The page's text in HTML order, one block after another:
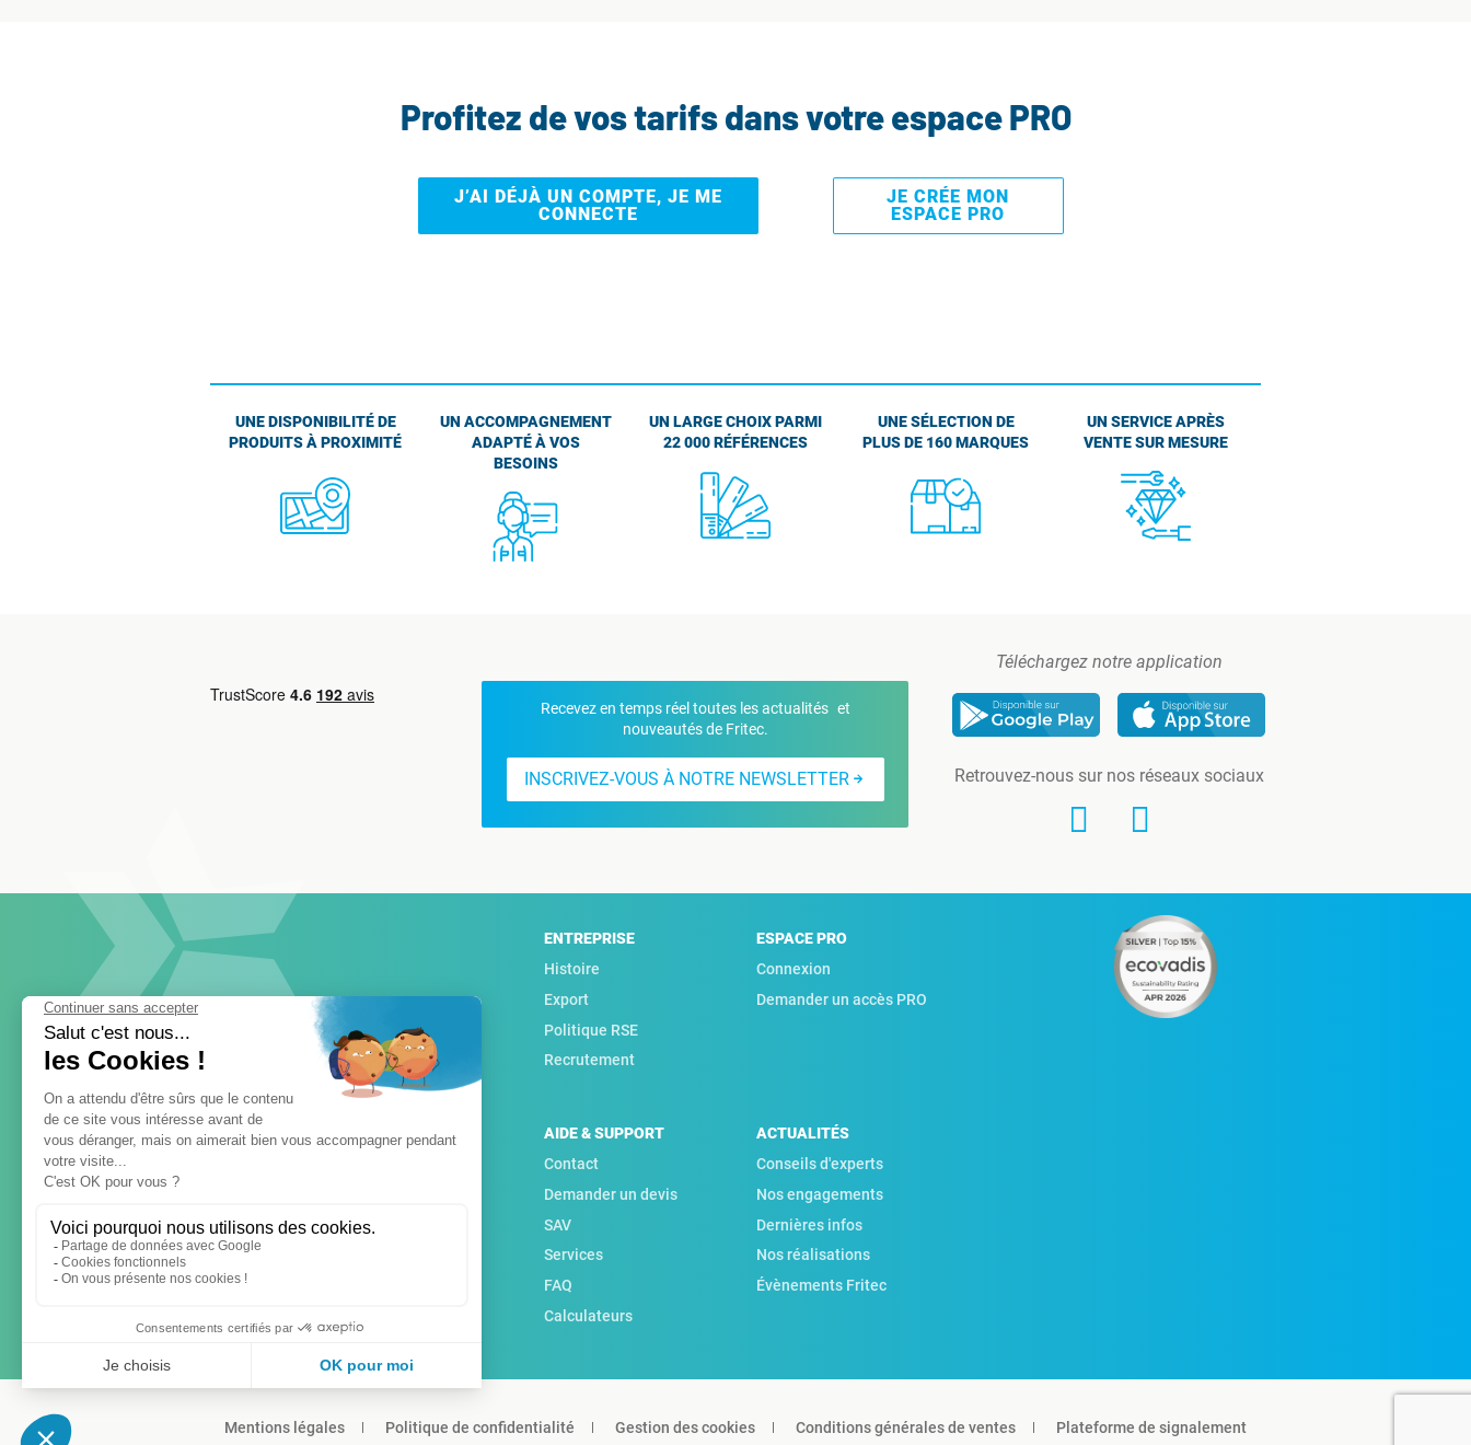
Profitez de vos tarifs dans votre espace PRO
J’AI DÉJÀ UN COMPTE, JE ME
CONNECTE
JE CRÉE MON
ESPACE PRO
UNE DISPONIBILITÉ DE
PRODUITS À PROXIMITÉ
UN ACCOMPAGNEMENT
ADAPTÉ À VOS
BESOINS
UN LARGE CHOIX PARMI
22 000 RÉFÉRENCES
UNE SÉLECTION DE
PLUS DE 160 MARQUES
UN SERVICE APRÈS
VENTE SUR MESURE
Recevez en temps réel toutes les actualités et
nouveautés de Fritec.
INSCRIVEZ-VOUS À NOTRE NEWSLETTER
Téléchargez notre application
Retrouvez-nous sur nos réseaux sociaux
ENTREPRISE
Histoire
Export
Politique RSE
Recrutement
ESPACE PRO
Connexion
Demander un accès PRO
AIDE & SUPPORT
Contact
Demander un devis
SAV
Services
FAQ
Calculateurs
ACTUALITÉS
Conseils d'experts
Nos engagements
Dernières infos
Nos réalisations
Évènements Fritec
Mentions légales Politique de confidentialité Gestion des cookies Conditions générales de ventes Plateforme de signalement